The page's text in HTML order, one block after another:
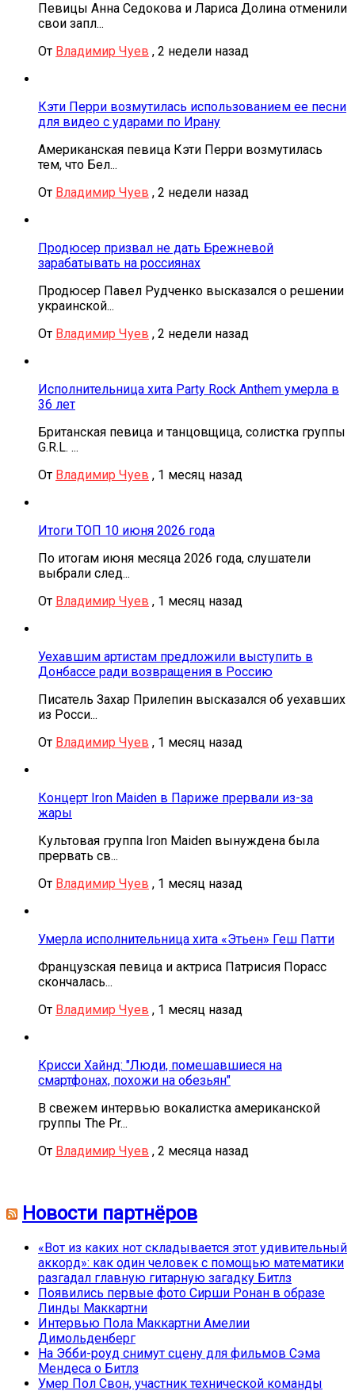
Певицы Анна Седокова и Лариса Долина отменили
свои запл...
От Владимир Чуев , 2 недели назад
Кэти Перри возмутилась использованием ее песни
для видео с ударами по Ирану
Американская певица Кэти Перри возмутилась
тем, что Бел...
От Владимир Чуев , 2 недели назад
Продюсер призвал не дать Брежневой
зарабатывать на россиянах
Продюсер Павел Рудченко высказался о решении
украинской...
От Владимир Чуев , 2 недели назад
Исполнительница хита Party Rock Anthem умерла в
36 лет
Британская певица и танцовщица, солистка группы
G.R.L. ...
От Владимир Чуев , 1 месяц назад
Итоги ТОП 10 июня 2026 года
По итогам июня месяца 2026 года, слушатели
выбрали след...
От Владимир Чуев , 1 месяц назад
Уехавшим артистам предложили выступить в
Донбассе ради возвращения в Россию
Писатель Захар Прилепин высказался об уехавших
из Росси...
От Владимир Чуев , 1 месяц назад
Концерт Iron Maiden в Париже прервали из-за
жары
Культовая группа Iron Maiden вынуждена была
прервать св...
От Владимир Чуев , 1 месяц назад
Умерла исполнительница хита «Этьен» Геш Патти
Французская певица и актриса Патрисия Порасс
скончалась...
От Владимир Чуев , 1 месяц назад
Крисси Хайнд: "Люди, помешавшиеся на
смартфонах, похожи на обезьян"
В свежем интервью вокалистка американской
группы The Pr...
От Владимир Чуев , 2 месяца назад
Новости партнёров
«Вот из каких нот складывается этот удивительный
аккорд»: как один человек с помощью математики
разгадал главную гитарную загадку Битлз
Появились первые фото Сирши Ронан в образе
Линды Маккартни
Интервью Пола Маккартни Амелии
Димольденберг
На Эбби-роуд снимут сцену для фильмов Сэма
Мендеса о Битлз
Умер Пол Свон, участник технической команды